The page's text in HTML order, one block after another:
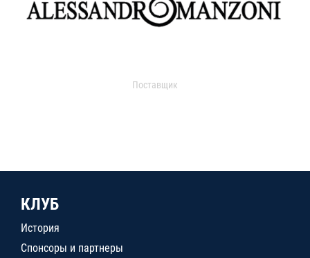
Поставщик
КЛУБ
История
Спонсоры и партнеры